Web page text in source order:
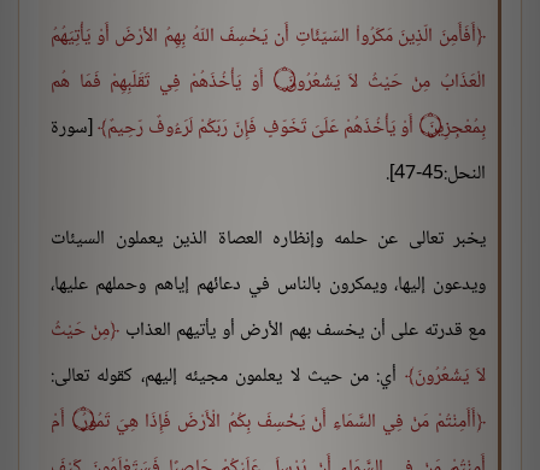
أَفَأَمِنَ الّذِينَ مَكَرُواْ السّيّئَاتِ أَن يَخْسِفَ اللّهُ بِهِمُ الأرْضَ أَوْ يَأْتِيَهُمُ
الْعَذَابُ مِنْ حَيْثُ لاَ يَشْعُرُونَ ۝ أَوْ يَأْخُذَهُمْ فِي تَقَلّبِهِمْ فَمَا هُم
بِمُعْجِزِينَ ۝ أَوْ يَأْخُذَهُمْ عَلَىَ تَخَوّفٍ فَإِنّ رَبّكُمْ لَرَءُوفٌ رّحِيمٌ
[سورة
النحل:45-47].
يخبر تعالى عن حلمه وإنظاره العصاة الذين يعملون السيئات
ويدعون إليها، ويمكرون بالناس في دعائهم إياهم وحملهم عليها،
مع قدرته على أن يخسف بهم الأرض أو يأتيهم العذاب مِنْ حَيْثُ
لاَ يَشْعُرُونَ
أي: من حيث لا يعلمون مجيئه إليهم، كقوله تعالى:
أَأَمِنْتُمْ مَنْ فِي السَّمَاءِ أَنْ يَخْسِفَ بِكُمُ الْأَرْضَ فَإِذَا هِيَ تَمُورُ ۝ أَمْ